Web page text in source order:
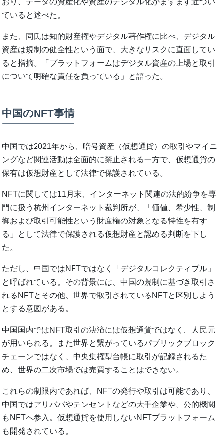
おり、データの資産化や資産のデジタル化がますます近づい
ていると述べた。
また、同氏は知的財産権やデジタル著作権に比べ、デジタル
資産は規制の健全性という面で、大きなリスクに直面してい
ると指摘。「プラットフォームはデジタル資産の上場と取引
について明確な責任を負っている」と語った。
中国のNFT事情
中国では2021年から、暗号資産（仮想通貨）の取引やマイニ
ングなど関連活動は全面的に禁止される一方で、仮想通貨の
保有は仮想財産として法律で保護されている。
NFTに関しては11月末、インターネット関連の法的紛争を専
門に扱う杭州インターネット裁判所が、「価値、希少性、制
御および取引可能性という財産権の対象となる特性を有す
る」として法律で保護される仮想財産と認める判断を下し
た。
ただし、中国ではNFTではなく「デジタルコレクティブル」
と呼ばれている。その背景には、中国の規制に基づき取引さ
れるNFTとその他、世界で取引されているNFTと区別しよう
とする意図がある。
中国国内ではNFT取引の決済には仮想通貨ではなく、人民元
が用いられる。また世界と繋がっているパブリックブロック
チェーンではなく、中央集権型台帳に取引が記録されるた
め、世界の二次市場では売買することはできない。
これらの制限内であれば、NFTの発行や取引は可能であり、
中国ではアリババやテンセントなどの大手企業や、公的機関
もNFTへ参入。仮想通貨を使用しないNFTプラットフォーム
も開発されている。